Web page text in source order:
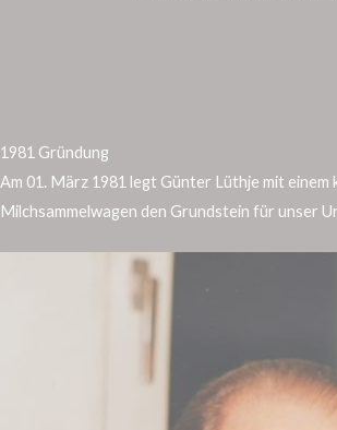
1981 Gründung
Am 01. März 1981 legt Günter Lüthje mit einem
Milchsammelwagen den Grundstein für unser